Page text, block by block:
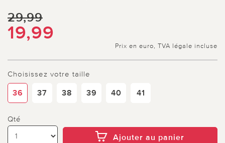
29,99
19,99
Prix en euro, TVA légale incluse
Choisissez votre taille
36 37 38 39 40 41
Qté
Ajouter au panier